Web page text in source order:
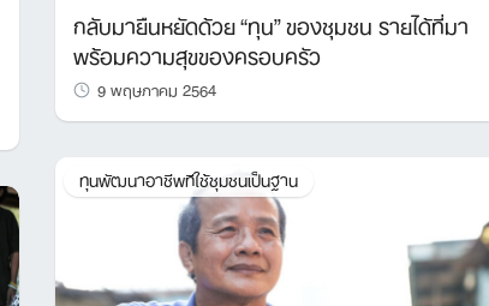
กลับมายืนหยัดด้วย “ทุน” ของชุมชน รายได้ที่มา
พร้อมความสุขของครอบครัว
9 พฤษภาคม 2564
ทุนพัฒนาอาชีพทีใช้ชุมชนเป็นฐาน